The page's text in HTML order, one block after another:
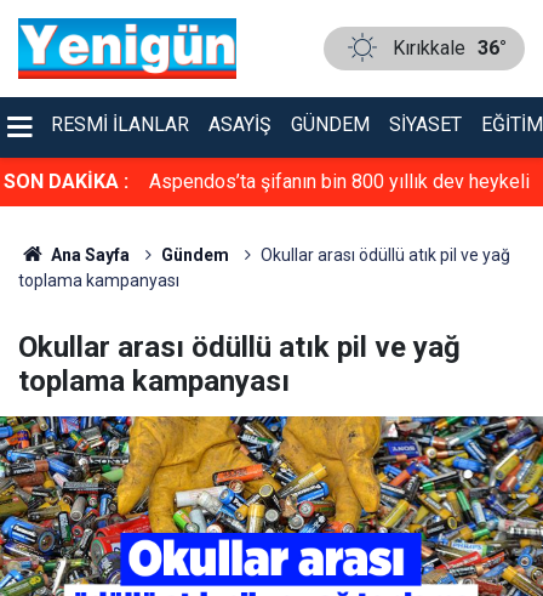
Kırıkkale 36°
RESMI İLANLAR ASAYIŞ GÜNDEM SIYASET EĞITIM
SON DAKİKA :
geldi Aspendos’ta şifanın bin 800 yıllık dev heykeli
Ana Sayfa Gündem
Okullar arası ödüllü atık pil ve yağ
toplama kampanyası
Okullar arası ödüllü atık pil ve yağ
toplama kampanyası